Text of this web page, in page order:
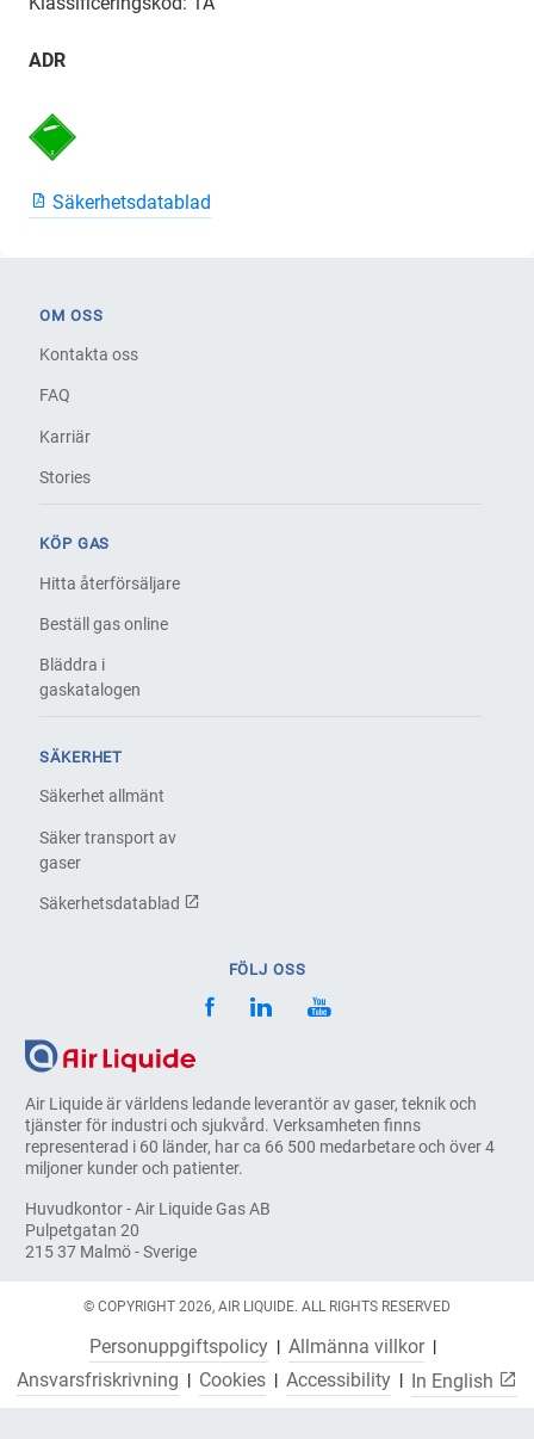
ADR
Säkerhetsdatablad
Air Liquide är världens ledande leverantör av gaser, teknik och
tjänster för industri och sjukvård. Verksamheten finns
representerad i 60 länder, har ca 66 500 medarbetare och över 4
miljoner kunder och patienter.
Huvudkontor - Air Liquide Gas AB
Pulpetgatan 20
215 37 Malmö - Sverige
OM OSS
Kontakta oss
FAQ
Karriär
Stories
KÖP GAS
Hitta återförsäljare
Beställ gas online
Bläddra i
gaskatalogen
SÄKERHET
Säkerhet allmänt
Säker transport av
gaser
Säkerhetsdatablad
FÖLJ OSS
© COPYRIGHT 2026, AIR LIQUIDE. ALL RIGHTS RESERVED
Personuppgiftspolicy
Allmänna villkor
Ansvarsfriskrivning
Cookies Accessibility In English